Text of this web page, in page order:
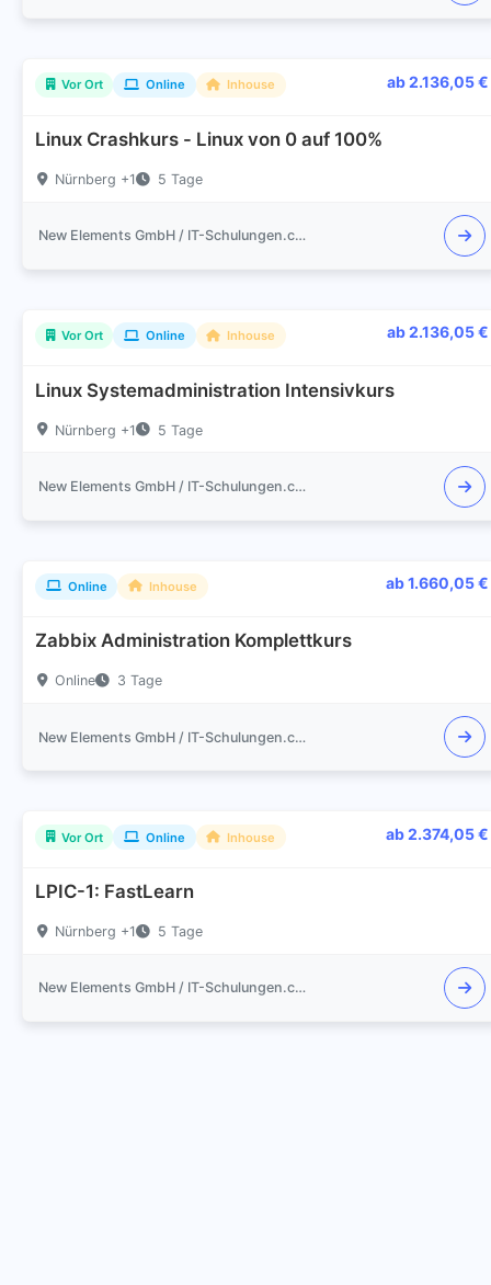
Vor Ort Online Inhouse ab 2.136,05 €
Linux Crashkurs - Linux von 0 auf 100%
Nürnberg +1 5 Tage
New Elements GmbH / IT-Schulungen.com
Vor Ort Online Inhouse ab 2.136,05 €
Linux Systemadministration Intensivkurs
Nürnberg +1 5 Tage
New Elements GmbH / IT-Schulungen.com
Online Inhouse ab 1.660,05 €
Zabbix Administration Komplettkurs
Online 3 Tage
New Elements GmbH / IT-Schulungen.com
Vor Ort Online Inhouse ab 2.374,05 €
LPIC-1: FastLearn
Nürnberg +1 5 Tage
New Elements GmbH / IT-Schulungen.com